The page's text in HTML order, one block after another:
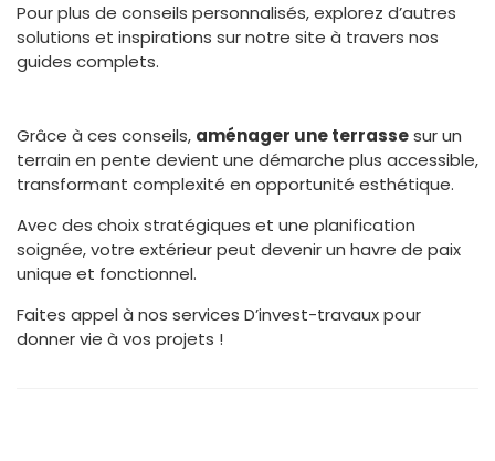
Pour plus de conseils personnalisés, explorez d’autres
solutions et inspirations sur notre site à travers nos
guides complets.
Grâce à ces conseils, aménager une terrassesur un
terrain en pente devient une démarche plus accessible,
transformant complexité en opportunité esthétique.
Avec des choix stratégiques et une planification
soignée, votre extérieur peut devenir un havre de paix
unique et fonctionnel.
Faites appel à nos services D’invest-travaux pour
donner vie à vos projets !